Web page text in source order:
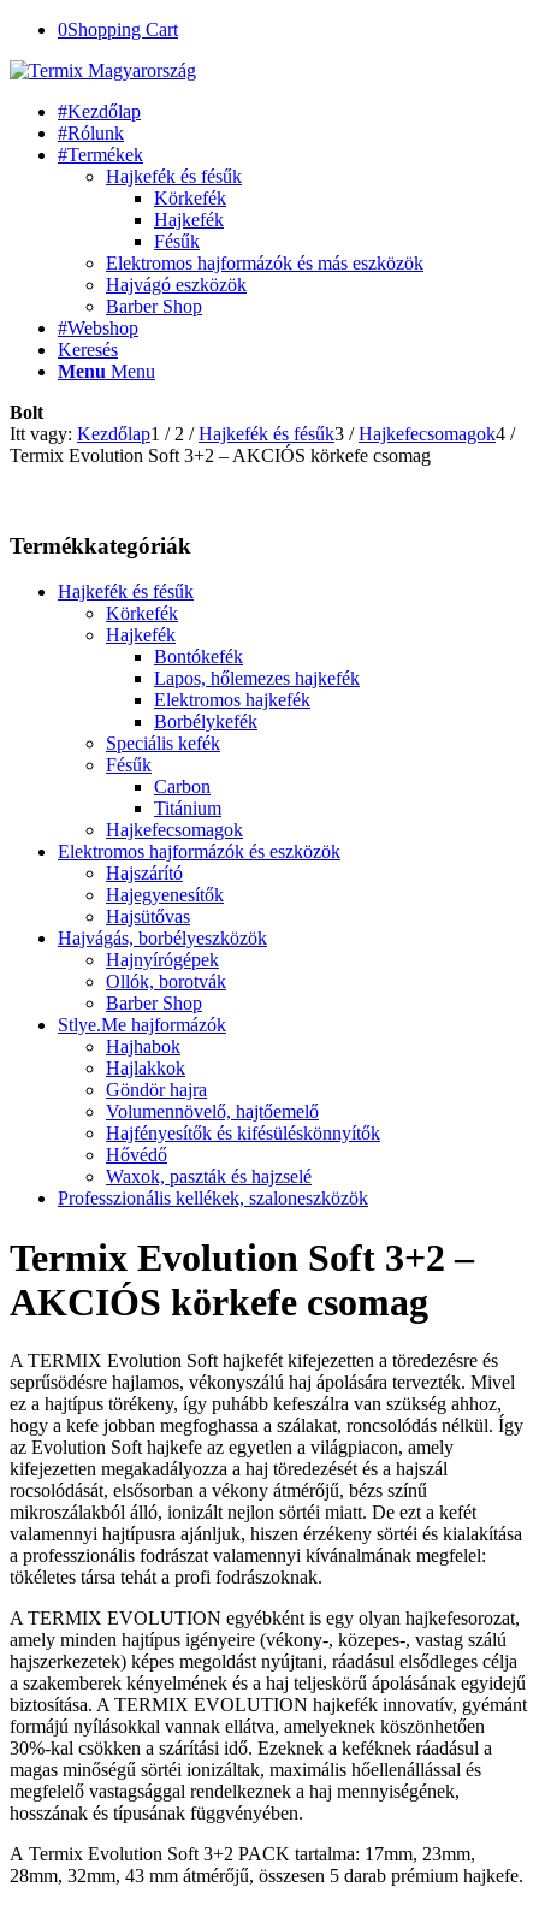
0Shopping Cart
#Kezdőlap
#Rólunk
#Termékek
Hajkefék és fésűk
Körkefék
Hajkefék
Fésűk
Elektromos hajformázók és más eszközök
Hajvágó eszközök
Barber Shop
#Webshop
Keresés
Menu Menu
Bolt
Itt vagy: Kezdőlap1 / 2 / Hajkefék és fésűk3 / Hajkefecsomagok4 /
Termix Evolution Soft 3+2 – AKCIÓS körkefe csomag
Termékkategóriák
Hajkefék és fésűk
Körkefék
Hajkefék
Bontókefék
Lapos, hőlemezes hajkefék
Elektromos hajkefék
Borbélykefék
Speciális kefék
Fésűk
Carbon
Titánium
Hajkefecsomagok
Elektromos hajformázók és eszközök
Hajszárító
Hajegyenesítők
Hajsütővas
Hajvágás, borbélyeszközök
Hajnyírógépek
Ollók, borotvák
Barber Shop
Stlye.Me hajformázók
Hajhabok
Hajlakkok
Göndör hajra
Volumennövelő, hajtőemelő
Hajfényesítők és kifésüléskönnyítők
Hővédő
Waxok, paszták és hajzselé
Professzionális kellékek, szaloneszközök
Termix Evolution Soft 3+2 –
AKCIÓS körkefe csomag
A TERMIX Evolution Soft hajkefét kifejezetten a töredezésre és
seprűsödésre hajlamos, vékonyszálú haj ápolására tervezték. Mivel
ez a hajtípus törékeny, így puhább kefeszálra van szükség ahhoz,
hogy a kefe jobban megfoghassa a szálakat, roncsolódás nélkül. Így
az Evolution Soft hajkefe az egyetlen a világpiacon, amely
kifejezetten megakadályozza a haj töredezését és a hajszál
rocsolódását, elsősorban a vékony átmérőjű, bézs színű
mikroszálakból álló, ionizált nejlon sörtéi miatt. De ezt a kefét
valamennyi hajtípusra ajánljuk, hiszen érzékeny sörtéi és kialakítása
a professzionális fodrászat valamennyi kívánalmának megfelel:
tökéletes társa tehát a profi fodrászoknak.
A TERMIX EVOLUTION egyébként is egy olyan hajkefesorozat,
amely minden hajtípus igényeire (vékony-, közepes-, vastag szálú
hajszerkezetek) képes megoldást nyújtani, ráadásul elsődleges célja
a szakemberek kényelmének és a haj teljeskörű ápolásának egyidejű
biztosítása. A TERMIX EVOLUTION hajkefék innovatív, gyémánt
formájú nyílásokkal vannak ellátva, amelyeknek köszönhetően
30%-kal csökken a szárítási idő. Ezeknek a keféknek ráadásul a
magas minőségű sörtéi ionizáltak, maximális hőellenállással és
megfelelő vastagsággal rendelkeznek a haj mennyiségének,
hosszának és típusának függvényében.
A Termix Evolution Soft 3+2 PACK tartalma: 17mm, 23mm,
28mm, 32mm, 43 mm átmérőjű, összesen 5 darab prémium hajkefe.